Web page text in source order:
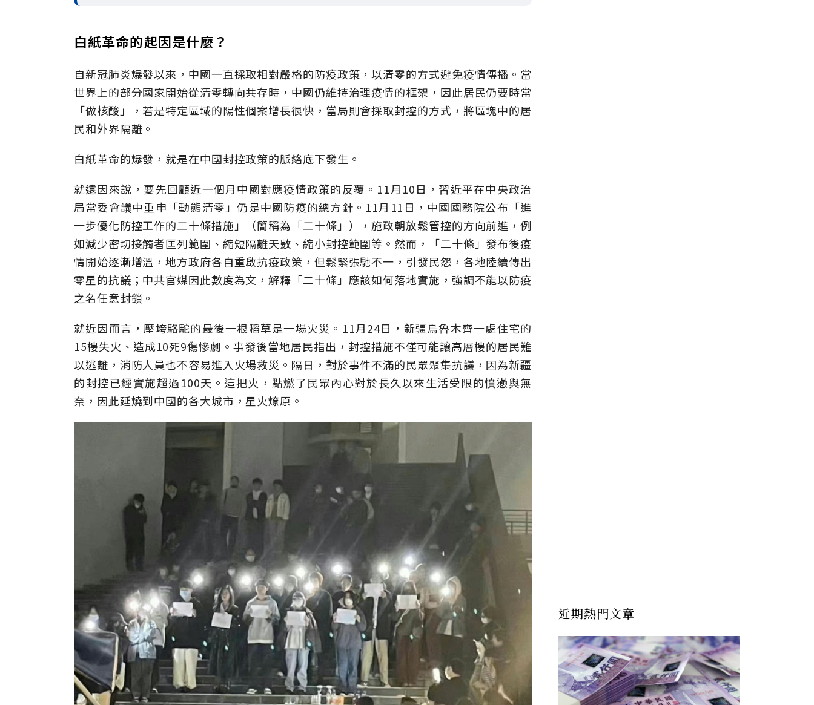
白紙革命的起因是什麼？
自新冠肺炎爆發以來，中國一直採取相對嚴格的防疫政策，以清零的方式避免疫情傳播。當
世界上的部分國家開始從清零轉向共存時，中國仍維持治理疫情的框架，因此居民仍要時常
「做核酸」，若是特定區域的陽性個案增長很快，當局則會採取封控的方式，將區塊中的居
民和外界隔離。
白紙革命的爆發，就是在中國封控政策的脈絡底下發生。
就遠因來說，要先回顧近一個月中國對應疫情政策的反覆。11月10日，習近平在中央政治
局常委會議中重申「動態清零」仍是中國防疫的總方針。11月11日，中國國務院公布「進
一步優化防控工作的二十條措施」（簡稱為「二十條」），施政朝放鬆管控的方向前進，例
如減少密切接觸者匡列範圍、縮短隔離天數、縮小封控範圍等。然而，「二十條」發布後疫
情開始逐漸增溫，地方政府各自重啟抗疫政策，但鬆緊張馳不一，引發民怨，各地陸續傳出
零星的抗議；中共官媒因此數度為文，解釋「二十條」應該如何落地實施，強調不能以防疫
之名任意封鎖。
就近因而言，壓垮駱駝的最後一根稻草是一場火災。11月24日，新疆烏魯木齊一處住宅的
15樓失火、造成10死9傷慘劇。事發後當地居民指出，封控措施不僅可能讓高層樓的居民難
以逃離，消防人員也不容易進入火場救災。隔日，對於事件不滿的民眾聚集抗議，因為新疆
的封控已經實施超過100天。這把火，點燃了民眾內心對於長久以來生活受限的憤懣與無
奈，因此延燒到中國的各大城市，星火燎原。
近期熱門文章